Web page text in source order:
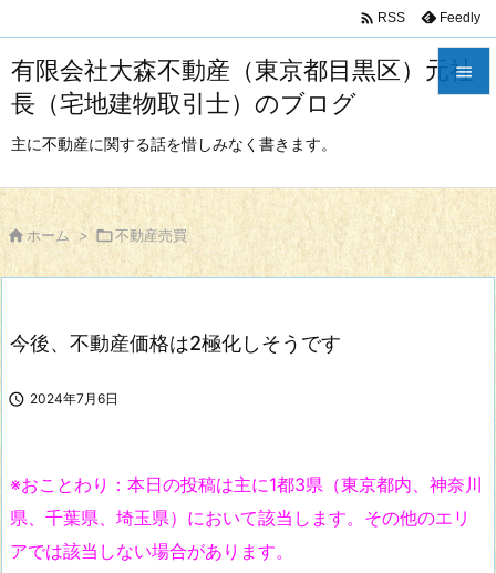
有限会社大森不動産（東京都目黒区）元社
長（宅地建物取引士）のブログ
主に不動産に関する話を惜しみなく書きます。

サイド

前へ
 RSS Feedly
 ホーム > 不動産売買
今後、不動産価格は2極化しそうです
 2024年7月6日
※おことわり：本日の投稿は主に1都3県（東京都内、神奈川
県、千葉県、埼玉県）において該当します。その他のエリ
アでは該当しない場合があります。